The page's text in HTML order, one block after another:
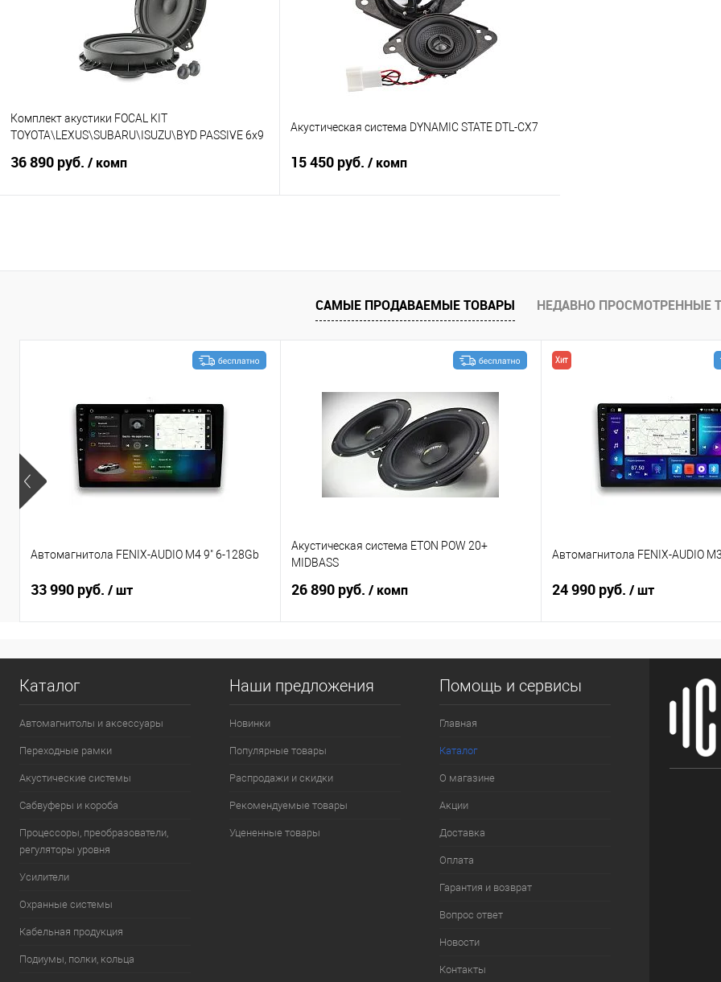
Комплект акустики FOCAL KIT
TOYOTA\LEXUS\SUBARU\ISUZU\BYD PASSIVE 6x9
36 890 руб. / комп
Сравнение В избранное
Акустическая система DYNAMIC STATE DTL-CX7
15 450 руб. / комп
Сравнение В избранное
САМЫЕ ПРОДАВАЕМЫЕ ТОВАРЫ НЕДАВНО ПРОСМОТРЕННЫЕ
Автомагнитола FENIX-AUDIO M4 9" 6-128Gb
33 990 руб. / шт
Акустическая система ETON POW 20+
MIDBASS
26 890 руб. / комп
Хит
Автомагнитола FENIX-AUDIO
24 990 руб. / шт
Каталог
Автомагнитолы и аксессуары
Переходные рамки
Акустические системы
Сабвуферы и короба
Процессоры, преобразователи,
регуляторы уровня
Усилители
Охранные системы
Кабельная продукция
Подиумы, полки, кольца
Наши предложения
Новинки
Популярные товары
Распродажи и скидки
Рекомендуемые товары
Уцененные товары
Помощь и сервисы
Главная
Каталог
О магазине
Акции
Доставка
Оплата
Гарантия и возврат
Вопрос ответ
Новости
Контакты